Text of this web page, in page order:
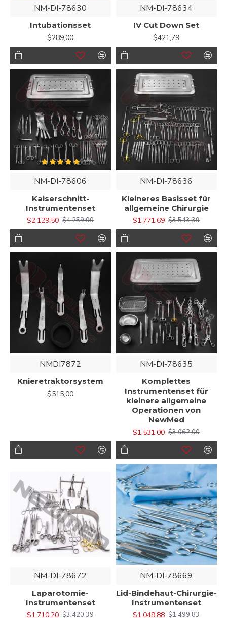
NM-DI-78630
Intubationsset
$289,00
NM-DI-78634
IV Cut Down Set
$421,79
NM-DI-78606
Kaiserschnitt-
Instrumentenset
$2.129,50 $4.259,00
NM-DI-78636
Kleineres Basisset für
allgemeine Chirurgie
$1.771,69 $3.543,39
NMDI7872
Knieretraktorsystem
$515,00
NM-DI-78635
Komplettes
Instrumentenset für
kleinere allgemeine
Operationen von
NewMed
$1.531,00 $3.062,00
NM-DI-78672
Laparotomie-
Instrumentenset
$1.710,20 $3.420,39
NM-DI-78669
Lid-Bindehaut-Chirurgie-
Instrumentenset
$1.049,88 $1.499,83